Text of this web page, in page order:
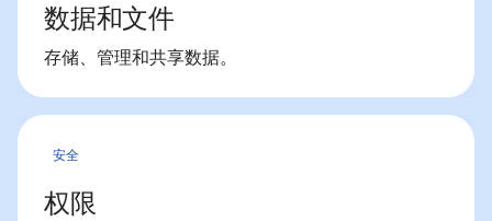
数据和文件
存储、管理和共享数据。
安全
权限